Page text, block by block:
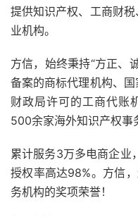
提供知识产权、工商财
业机构。
方信，始终秉持“方正、
备案的商标代理机构、国
财政局许可的工商代账
500余家海外知识产权事
累计服务3万多电商企业
授权率高达98%。方信
务机构的奖项荣誉！